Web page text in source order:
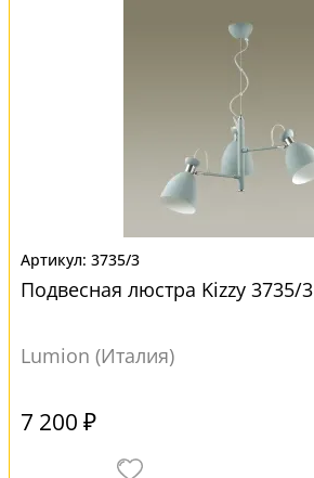
3735/3
Подвесная люстра Kizzy 3735/3
Lumion (Италия)
7 200 ₽